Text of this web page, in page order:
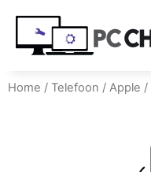
Home / Telefoon / Apple /